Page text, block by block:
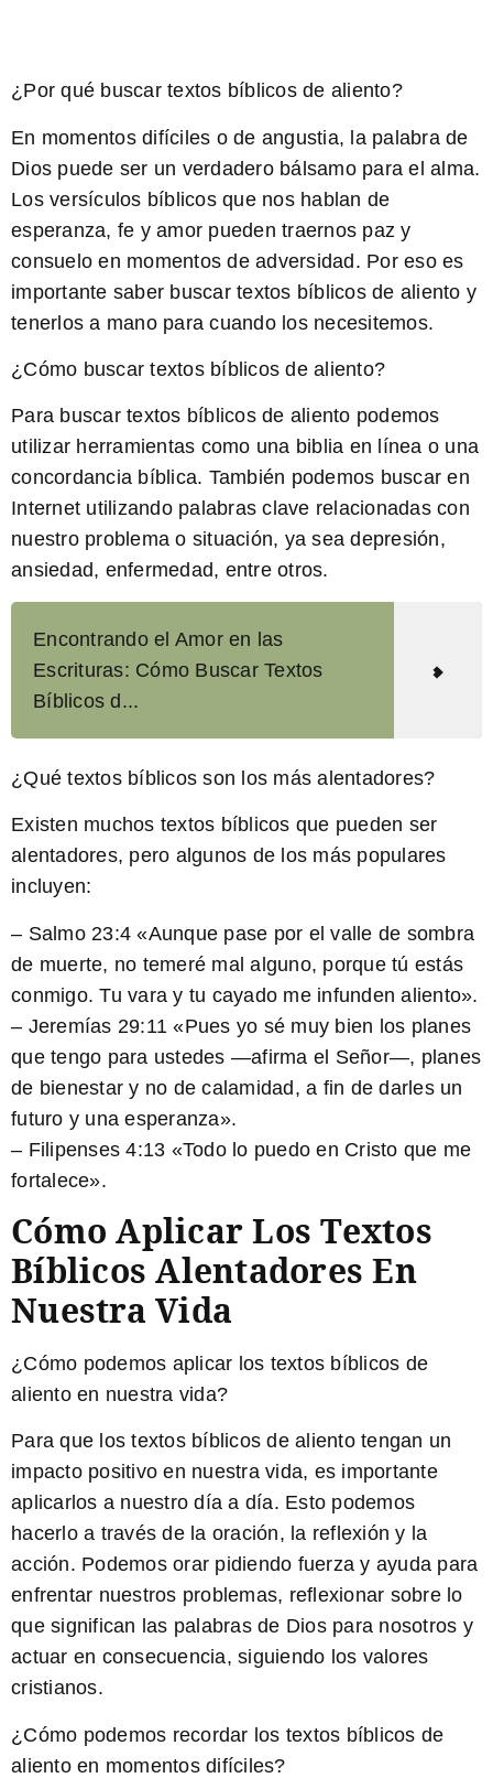
¿Por qué buscar textos bíblicos de aliento?
En momentos difíciles o de angustia, la palabra de
Dios puede ser un verdadero bálsamo para el alma.
Los versículos bíblicos que nos hablan de
esperanza, fe y amor pueden traernos paz y
consuelo en momentos de adversidad. Por eso es
importante saber buscar textos bíblicos de aliento y
tenerlos a mano para cuando los necesitemos.
¿Cómo buscar textos bíblicos de aliento?
Para buscar textos bíblicos de aliento podemos
utilizar herramientas como una biblia en línea o una
concordancia bíblica. También podemos buscar en
Internet utilizando palabras clave relacionadas con
nuestro problema o situación, ya sea depresión,
ansiedad, enfermedad, entre otros.
Encontrando el Amor en las
Escrituras: Cómo Buscar Textos
Bíblicos d...
¿Qué textos bíblicos son los más alentadores?
Existen muchos textos bíblicos que pueden ser
alentadores, pero algunos de los más populares
incluyen:
– Salmo 23:4 «Aunque pase por el valle de sombra
de muerte, no temeré mal alguno, porque tú estás
conmigo. Tu vara y tu cayado me infunden aliento».
– Jeremías 29:11 «Pues yo sé muy bien los planes
que tengo para ustedes —afirma el Señor—, planes
de bienestar y no de calamidad, a fin de darles un
futuro y una esperanza».
– Filipenses 4:13 «Todo lo puedo en Cristo que me
fortalece».
Cómo Aplicar Los Textos
Bíblicos Alentadores En
Nuestra Vida
¿Cómo podemos aplicar los textos bíblicos de
aliento en nuestra vida?
Para que los textos bíblicos de aliento tengan un
impacto positivo en nuestra vida, es importante
aplicarlos a nuestro día a día. Esto podemos
hacerlo a través de la oración, la reflexión y la
acción. Podemos orar pidiendo fuerza y ayuda para
enfrentar nuestros problemas, reflexionar sobre lo
que significan las palabras de Dios para nosotros y
actuar en consecuencia, siguiendo los valores
cristianos.
¿Cómo podemos recordar los textos bíblicos de
aliento en momentos difíciles?